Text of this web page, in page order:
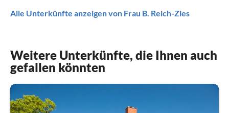
Alle Unterkünfte anzeigen von Frau B. Reich-Zies
Weitere Unterkünfte, die Ihnen auch
gefallen könnten